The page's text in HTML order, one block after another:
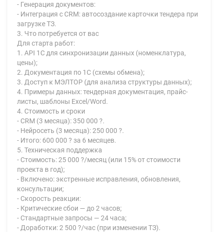
- Генерация документов:
- Интеграция с CRM: автосоздание карточки тендера при
загрузке ТЗ.
3. Что потребуется от вас
Для старта работ:
1. API 1С для синхронизации данных (номенклатура,
цены);
2. Документация по 1С (схемы обмена);
3. Доступ к МЭЛТОР (для анализа структуры данных);
4. Примеры данных: тендерная документация, прайс-
листы, шаблоны Excel/Word.
4. Стоимость и сроки
- CRM (3 месяца): 350 000 ?.
- Нейросеть (3 месяца): 250 000 ?.
- Итого: 600 000 ? за 6 месяцев.
5. Техническая поддержка
- Стоимость: 25 000 ?/месяц (или 15% от стоимости
проекта в год);
- Включено: экстренные исправления, обновления,
консультации;
- Скорость реакции:
- Критические сбои — до 2 часов;
- Стандартные запросы — 24 часа;
- Доработки: 2 500 ?/час (при изменении ТЗ).